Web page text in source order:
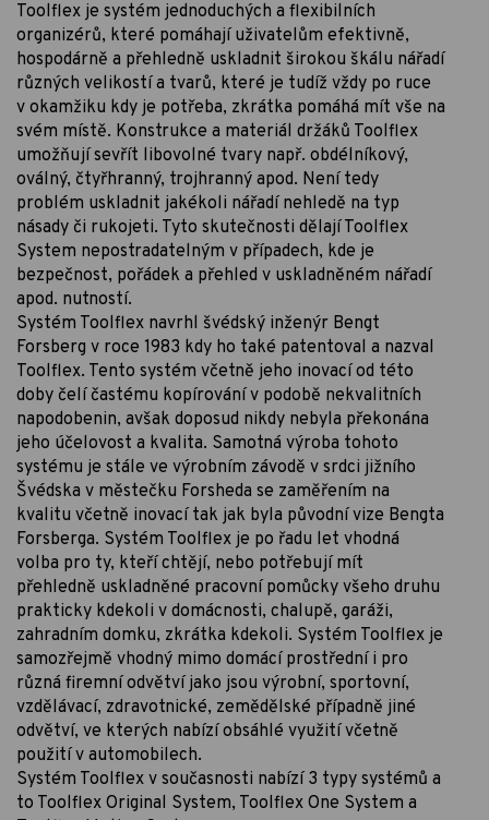
Toolflex je systém jednoduchých a flexibilních
organizérů, které pomáhají uživatelům efektivně,
hospodárně a přehledně uskladnit širokou škálu nářadí
různých velikostí a tvarů, které je tudíž vždy po ruce
v okamžiku kdy je potřeba, zkrátka pomáhá mít vše na
svém místě. Konstrukce a materiál držáků Toolflex
umožňují sevřít libovolné tvary např. obdélníkový,
oválný, čtyřhranný, trojhranný apod. Není tedy
problém uskladnit jakékoli nářadí nehledě na typ
násady či rukojeti. Tyto skutečnosti dělají Toolflex
System nepostradatelným v případech, kde je
bezpečnost, pořádek a přehled v uskladněném nářadí
apod. nutností.
Systém Toolflex navrhl švédský inženýr Bengt
Forsberg v roce 1983 kdy ho také patentoval a nazval
Toolflex. Tento systém včetně jeho inovací od této
doby čelí častému kopírování v podobě nekvalitních
napodobenin, avšak doposud nikdy nebyla překonána
jeho účelovost a kvalita. Samotná výroba tohoto
systému je stále ve výrobním závodě v srdci jižního
Švédska v městečku Forsheda se zaměřením na
kvalitu včetně inovací tak jak byla původní vize Bengta
Forsberga. Systém Toolflex je po řadu let vhodná
volba pro ty, kteří chtějí, nebo potřebují mít
přehledně uskladněné pracovní pomůcky všeho druhu
prakticky kdekoli v domácnosti, chalupě, garáži,
zahradním domku, zkrátka kdekoli. Systém Toolflex je
samozřejmě vhodný mimo domácí prostřední i pro
různá firemní odvětví jako jsou výrobní, sportovní,
vzdělávací, zdravotnické, zemědělské případně jiné
odvětví, ve kterých nabízí obsáhlé využití včetně
použití v automobilech.
Systém Toolflex v současnosti nabízí 3 typy systémů a
to Toolflex Original System, Toolflex One System a